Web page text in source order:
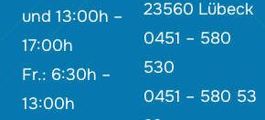
und 13:00h –
17:00h
Fr.: 6:30h –
13:00h
23560 Lübeck
0451 – 580
530
0451 – 580 53